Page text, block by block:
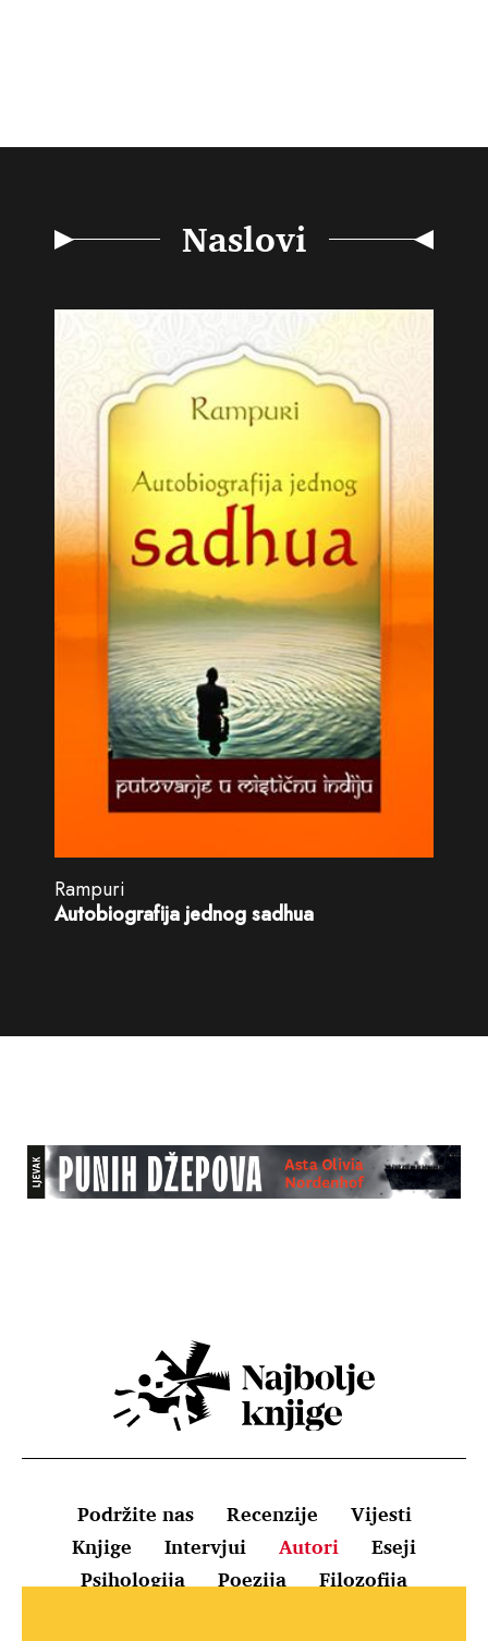
Naslovi
Rampuri
Autobiografija jednog sadhua
Podržite nas Recenzije
Vijesti
Knjige
Intervjui Autori
Eseji
Psihologija
Poezija Filozofija